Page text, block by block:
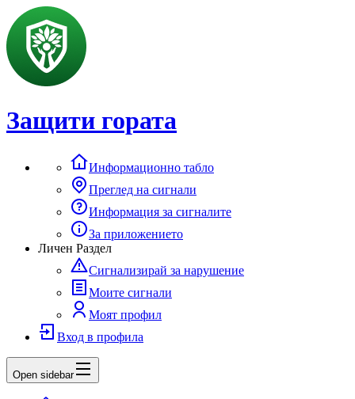
Защити гората
Информационно табло
Преглед на сигнали
Информация за сигналите
За приложението
Личен Раздел
Сигнализирай за нарушение
Моите сигнали
Моят профил
Вход в профила
Open sidebar